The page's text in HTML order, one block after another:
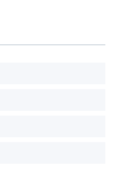
la Realitatea PLUS